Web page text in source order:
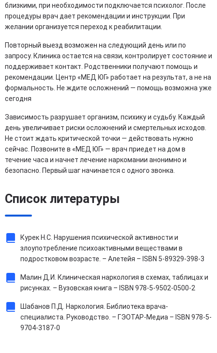
близкими, при необходимости подключается психолог. После
процедуры врач дает рекомендации и инструкции. При
желании организуется переход к реабилитации.
Повторный выезд возможен на следующий день или по
запросу. Клиника остается на связи, контролирует состояние и
поддерживает контакт. Родственники получают помощь и
рекомендации. Центр «МЕД ЮГ» работает на результат, а не на
формальность. Не ждите осложнений — помощь возможна уже
сегодня
Зависимость разрушает организм, психику и судьбу. Каждый
день увеличивает риски осложнений и смертельных исходов.
Не стоит ждать критической точки — действовать нужно
сейчас. Позвоните в «МЕД ЮГ» — врач приедет на дом в
течение часа и начнет лечение наркомании анонимно и
безопасно. Первый шаг начинается с одного звонка.
Список литературы
Курек Н.С. Нарушения психической активности и
злоупотребление психоактивными веществами в
подростковом возрасте. – Алетейя – ISBN 5-89329-398-3
Малин Д.И. Клиническая наркология в схемах, таблицах и
рисунках. – Вузовская книга – ISBN 978-5-9502-0500-2
Шабанов П.Д. Наркология. Библиотека врача-
специалиста. Руководство. – ГЭОТАР-Медиа – ISBN 978-5-
9704-3187-0